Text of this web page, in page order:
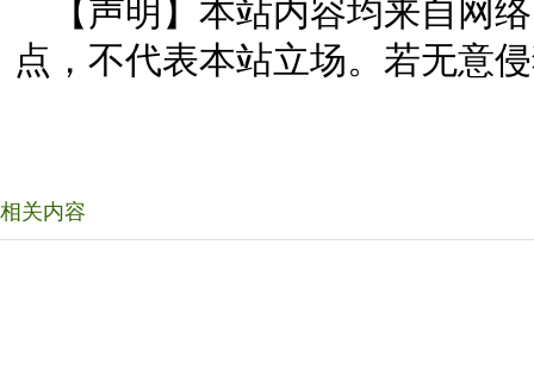
【声明】本站内容均来自网
点，不代表本站立场。若无意
相关内容